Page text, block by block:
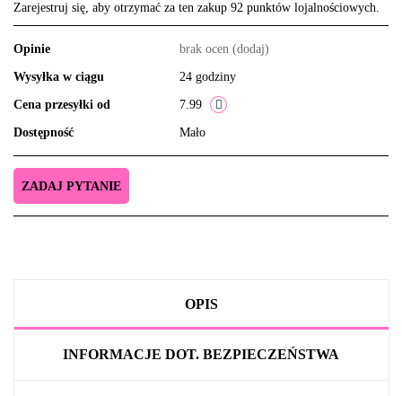
Zarejestruj się, aby otrzymać za ten zakup 92 punktów lojalnościowych.
Opinie brak ocen (dodaj)
Wysyłka w ciągu 24 godziny
Cena przesyłki od 7.99
Dostępność Mało
ZADAJ PYTANIE
OPIS
INFORMACJE DOT. BEZPIECZEŃSTWA